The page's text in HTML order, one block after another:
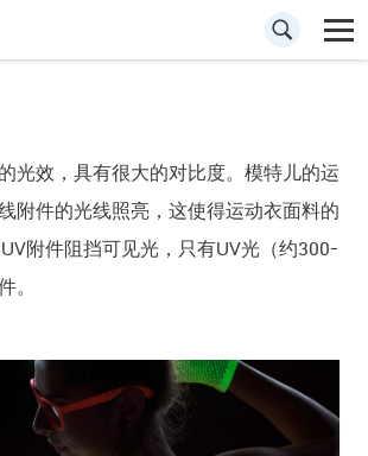
光效，具有很大的对比度。模特儿的运
附件的光线照亮，这使得运动衣面料的
附件阻挡可见光，只有UV光（约300-
。